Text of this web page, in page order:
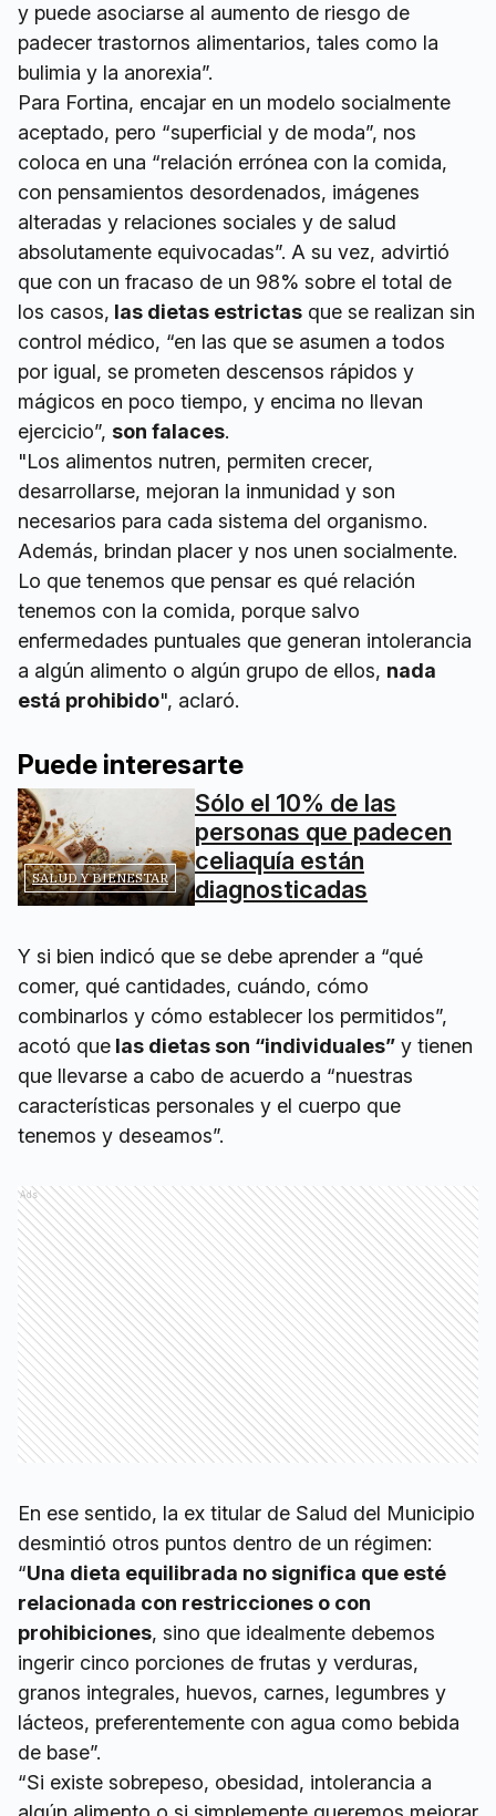
y puede asociarse al aumento de riesgo de
padecer trastornos alimentarios, tales como la
bulimia y la anorexia”.
Para Fortina, encajar en un modelo socialmente
aceptado, pero “superficial y de moda”, nos
coloca en una “relación errónea con la comida,
con pensamientos desordenados, imágenes
alteradas y relaciones sociales y de salud
absolutamente equivocadas”. A su vez, advirtió
que con un fracaso de un 98% sobre el total de
los casos, las dietas estrictas que se realizan sin
control médico, “en las que se asumen a todos
por igual, se prometen descensos rápidos y
mágicos en poco tiempo, y encima no llevan
ejercicio”, son falaces.
"Los alimentos nutren, permiten crecer,
desarrollarse, mejoran la inmunidad y son
necesarios para cada sistema del organismo.
Además, brindan placer y nos unen socialmente.
Lo que tenemos que pensar es qué relación
tenemos con la comida, porque salvo
enfermedades puntuales que generan intolerancia
a algún alimento o algún grupo de ellos, nada
está prohibido", aclaró.
Puede interesarte
SALUD Y BIENESTAR
Sólo el 10% de las
personas que padecen
celiaquía están
diagnosticadas
Y si bien indicó que se debe aprender a “qué
comer, qué cantidades, cuándo, cómo
combinarlos y cómo establecer los permitidos”,
acotó que las dietas son “individuales” y tienen
que llevarse a cabo de acuerdo a “nuestras
características personales y el cuerpo que
tenemos y deseamos”.
Ads
En ese sentido, la ex titular de Salud del Municipio
desmintió otros puntos dentro de un régimen:
“Una dieta equilibrada no significa que esté
relacionada con restricciones o con
prohibiciones, sino que idealmente debemos
ingerir cinco porciones de frutas y verduras,
granos integrales, huevos, carnes, legumbres y
lácteos, preferentemente con agua como bebida
de base”.
“Si existe sobrepeso, obesidad, intolerancia a